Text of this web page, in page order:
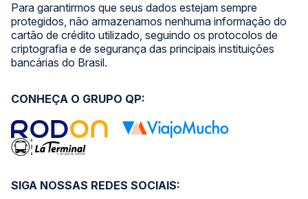
Para garantirmos que seus dados estejam sempre
protegidos, não armazenamos nenhuma informação do
cartão de crédito utilizado, seguindo os protocolos de
criptografia e de segurança das principais instituições
bancárias do Brasil.
SIGA NOSSAS REDES SOCIAIS:
CONHEÇA O GRUPO QP: